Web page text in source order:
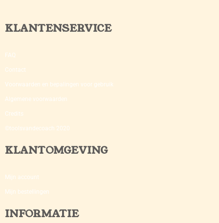
KLANTENSERVICE
FAQ
Contact
Voorwaarden en bepalingen voor gebruik
Algemene voorwaarden
Credits
©toolsvandecoach 2020
KLANTOMGEVING
Mijn account
Mijn bestellingen
INFORMATIE